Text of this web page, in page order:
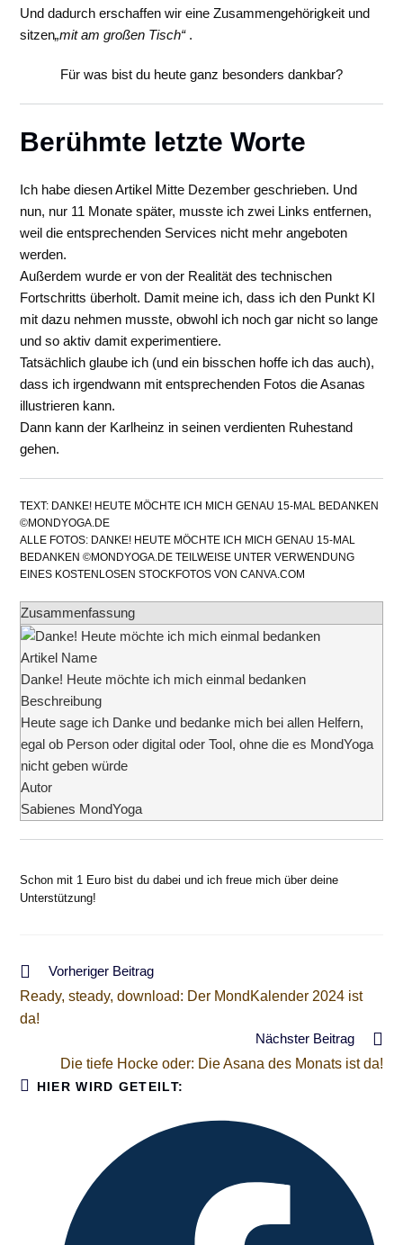
Und dadurch erschaffen wir eine Zusammengehörigkeit und
sitzen„mit am großen Tisch“.
Für was bist du heute ganz besonders dankbar?
Berühmte letzte Worte
Ich habe diesen Artikel Mitte Dezember geschrieben. Und
nun, nur 11 Monate später, musste ich zwei Links entfernen,
weil die entsprechenden Services nicht mehr angeboten
werden.
Außerdem wurde er von der Realität des technischen
Fortschritts überholt. Damit meine ich, dass ich den Punkt KI
mit dazu nehmen musste, obwohl ich noch gar nicht so lange
und so aktiv damit experimentiere.
Tatsächlich glaube ich (und ein bisschen hoffe ich das auch),
dass ich irgendwann mit entsprechenden Fotos die Asanas
illustrieren kann.
Dann kann der Karlheinz in seinen verdienten Ruhestand
gehen.
TEXT: DANKE! HEUTE MÖCHTE ICH MICH GENAU 15-MAL BEDANKEN
©MONDYOGA.DE
ALLE FOTOS: DANKE! HEUTE MÖCHTE ICH MICH GENAU 15-MAL
BEDANKEN ©MONDYOGA.DE TEILWEISE UNTER VERWENDUNG
EINES KOSTENLOSEN STOCKFOTOS VON CANVA.COM
Zusammenfassung
Artikel Name
Danke! Heute möchte ich mich einmal bedanken
Beschreibung
Heute sage ich Danke und bedanke mich bei allen Helfern,
egal ob Person oder digital oder Tool, ohne die es MondYoga
nicht geben würde
Autor
Sabienes MondYoga
Schon mit 1 Euro bist du dabei und ich freue mich über deine
Unterstützung!
Weitere
ansehen
Vorheriger Beitrag
Ready, steady, download: Der MondKalender 2024 ist
da!
Nächster Beitrag
Die tiefe Hocke oder: Die Asana des Monats ist da!
HIER WIRD GETEILT:
neuen
Fenster